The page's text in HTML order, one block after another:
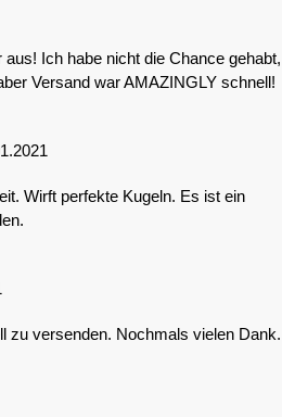
Ich habe nicht die Chance gehabt,
Versand war AMAZINGLY schnell!
Wirft perfekte Kugeln. Es ist ein
zu versenden. Nochmals vielen Dank.